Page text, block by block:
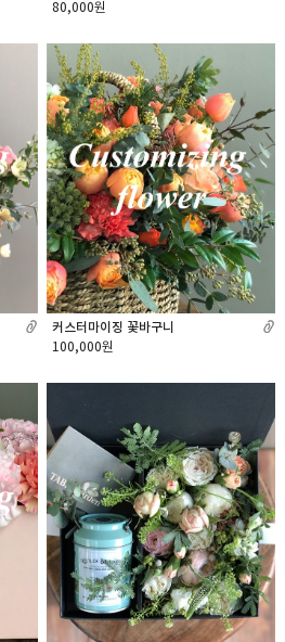
80,000원
커스터마이징 꽃바구니
100,000원